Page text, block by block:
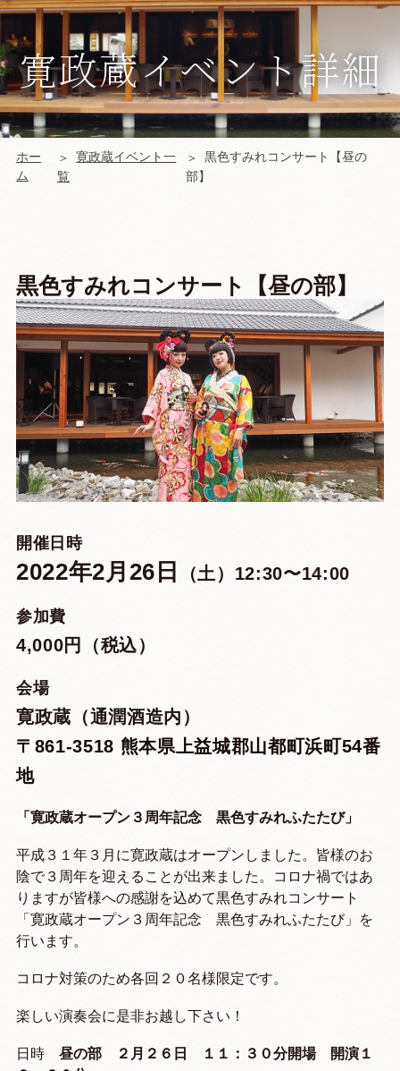
寛政蔵イベント詳細
ホー
ム
寛政蔵イベント一
覧
黒色すみれコンサート【昼の
部】
黒色すみれコンサート【昼の部】
開催日時
2022年2月26日 土 12:30〜14:00
参加費
4,000円（税込）
会場
寛政蔵（通潤酒造内）
〒861-3518 熊本県上益城郡山都町浜町54番
地
「寛政蔵オープン３周年記念 黒色すみれふたたび」
平成３１年３月に寛政蔵はオープンしました。 皆様のお
陰で３周年を迎えることが出来ました。
コロナ禍ではあ
りますが皆様への感謝を込めて黒色すみれコンサート
「寛政蔵オープン３周年記念 黒色すみれふたたび」を
行います。
コロナ対策のため各回２０名様限定です。
楽しい演奏会に是非お越し下さい！
日時 昼の部 ２月２６日 １１：３０分開場 開演１